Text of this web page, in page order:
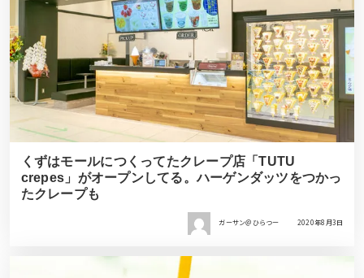
くずはモールにつくってたクレープ店「TUTU
crepes」がオープンしてる。ハーゲンダッツをつかっ
たクレープも
ガーサン＠ひらつー 2020年8月3日